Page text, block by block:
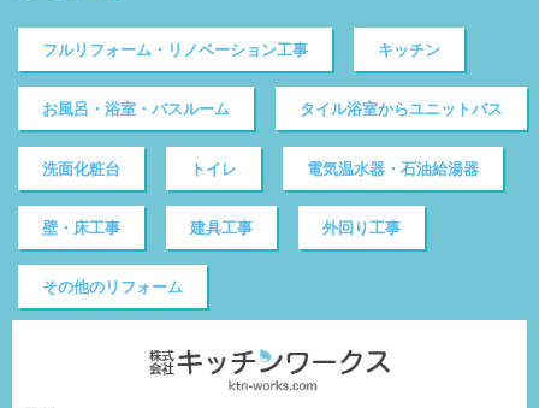
フルリフォーム・リノベーション工事 キッチン
お風呂・浴室・バスルーム タイル浴室からユニットバス
洗面化粧台 トイレ 電気温水器・石油給湯器
壁・床工事 建具工事 外回り工事
その他のリフォーム